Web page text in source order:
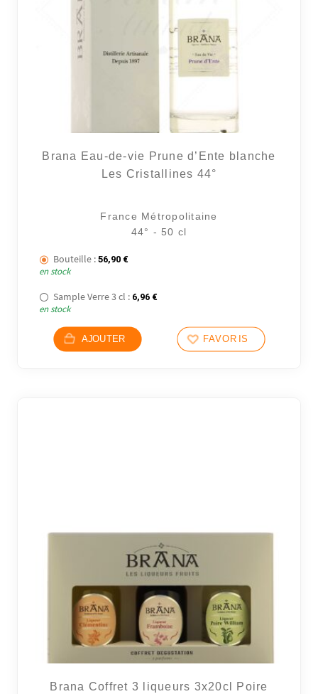
Brana Eau-de-vie Prune d’Ente blanche
Les Cristallines 44°
France Métropolitaine
44° - 50 cl
Bouteille : 56,90 €
en stock
Sample Verre 3 cl : 6,96 €
en stock
AJOUTER FAVORIS
Brana Coffret 3 liqueurs 3x20cl Poire